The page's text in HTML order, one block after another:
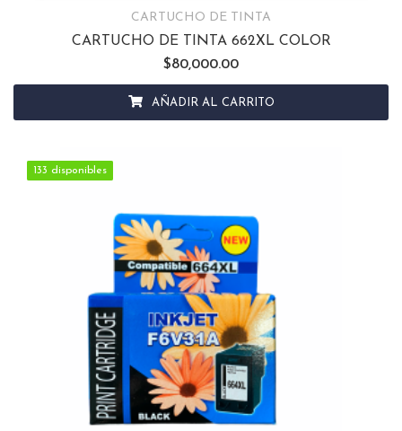
CARTUCHO DE TINTA
CARTUCHO DE TINTA 662XL COLOR
$80,000.00
AÑADIR AL CARRITO
133 disponibles
133 disponibles